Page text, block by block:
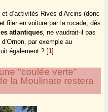
d’activités Rives d’Arcins (donc
filer en voiture par la rocade, dès
atlantiques, ne vaudrait-il pas
par exemple au
également ? [1]
"coulée verte"
la Moulinate restera